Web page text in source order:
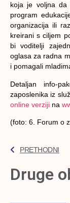
koja je voljna
program
organizacija ili
kreirani s ciljem
bi voditelji
oglasa za radna
i pomagali
Detaljan info-
zaposlenika iz
online verziji na
(foto: 6. Forum o
PRETHODNI
Druge